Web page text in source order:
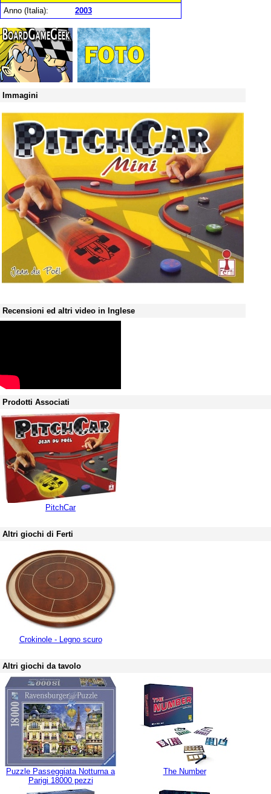
Anno (Italia):
2003
Immagini
Recensioni ed altri video in Inglese
Prodotti Associati
PitchCar
Altri giochi di Ferti
Crokinole - Legno scuro
Altri giochi da tavolo
Puzzle Passeggiata Notturna a
Parigi 18000 pezzi
The Number